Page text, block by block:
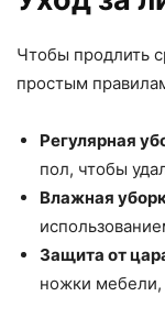
Чтобы продлить
простым
Регулярная
пол, чтобы
Влажная
Защита от
ножки мебели,